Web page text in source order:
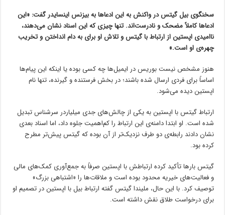
سخنگوی بیل گیتس در واکنش به این ادعاها به بیزنس اینسایدر گفت: «این
ادعاها کاملاً مضحک و نادرست‌اند. تنها چیزی که این اسناد نشان می‌دهند،
ناامیدی اپستین از ارتباط با گیتس و تلاش او برای به دام انداختن و تخریب
چهره‌ی او است.»
هنوز مشخص نیست بوریس در ایمیل‌ها چه کسی بوده یا اینکه این پیام‌ها
اساساً برای فردی ارسال شده باشند؛ در بخش فرستنده و گیرنده، تنها نام
اپستین دیده می‌شود.
ارتباط گیتس با اپستین به یکی از چالش‌های جدی میلیاردر سرشناس تبدیل
شده است. او ابتدا دامنه‌ی این ارتباط را کم‌اهمیت جلوه داد، اما اسناد بعدی
نشان دادند رابطه‌ی دو طرف نزدیک‌تر از آن بوده که گیتس پیش‌تر مطرح
کرده بود.
گیتس بارها تأکید کرده ارتباطش با اپستین صرفاً به جمع‌آوری کمک‌های مالی
و فعالیت‌های خیریه محدود بوده است و ملاقات‌ها را «اشتباهی بزرگ»
توصیف کرد. با این حال، ملیندا گیتس گفته ارتباط بیل با اپستین در تصمیم او
برای درخواست طلاق نقش داشته است.